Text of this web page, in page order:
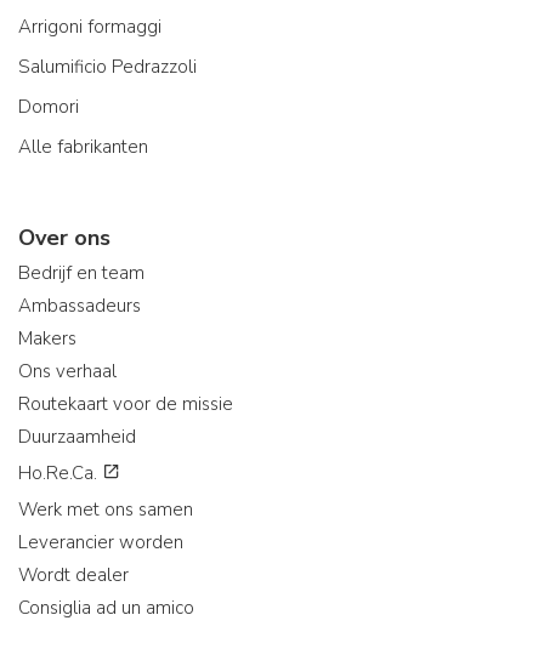
Arrigoni formaggi
Salumificio Pedrazzoli
Domori
Alle fabrikanten
Over ons
Bedrijf en team
Ambassadeurs
Makers
Ons verhaal
Routekaart voor de missie
Duurzaamheid
Ho.Re.Ca.
Werk met ons samen
Leverancier worden
Wordt dealer
Consiglia ad un amico